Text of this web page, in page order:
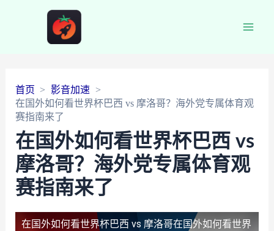
首页
影音加速
在国外如何看世界杯巴西 vs 摩洛哥？海外党专属体育观
赛指南来了
在国外如何看世界杯巴西 vs
摩洛哥？海外党专属体育观
赛指南来了
在国外如何看世界杯巴西 vs 摩洛哥在国外如何看世界